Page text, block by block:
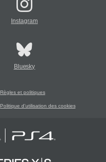
Instagram
Bluesky
Règles et politiques
Politique d'utilisation des cookies